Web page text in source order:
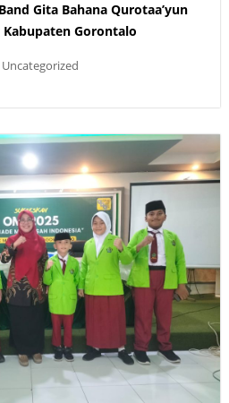
Gita Bahana Qurotaa’yun
Gorontalo
Uncategorized